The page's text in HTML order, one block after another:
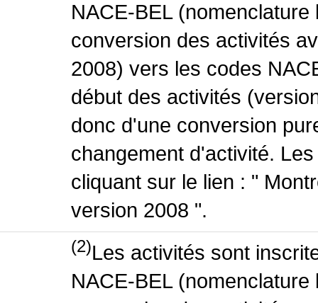
NACE-BEL
conversion des activités
2008) vers les codes
début des activités
donc d'une conversion
changement d'activité.
cliquant sur le lien : "
version 2008 ".
(2)Les activités sont
NACE-BEL